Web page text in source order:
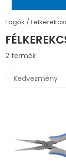
Fogók
2 termék